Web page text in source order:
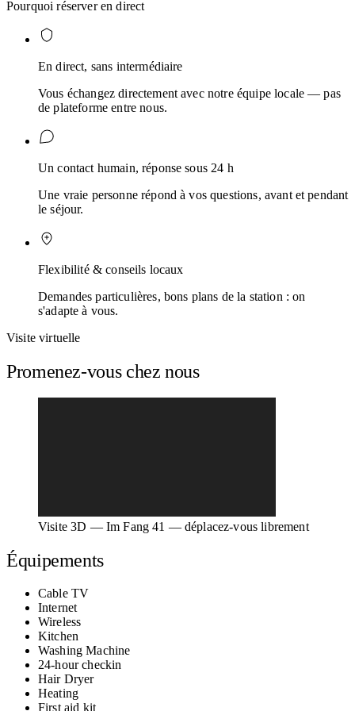
Pourquoi réserver en direct
En direct, sans intermédiaire
Vous échangez directement avec notre équipe locale — pas
de plateforme entre nous.
Un contact humain, réponse sous 24 h
Une vraie personne répond à vos questions, avant et pendant
le séjour.
Flexibilité & conseils locaux
Demandes particulières, bons plans de la station : on
s'adapte à vous.
Visite virtuelle
Promenez-vous chez nous
Visite 3D — Im Fang 41 — déplacez-vous librement
Équipements
Cable TV
Internet
Wireless
Kitchen
Washing Machine
24-hour checkin
Hair Dryer
Heating
First aid kit